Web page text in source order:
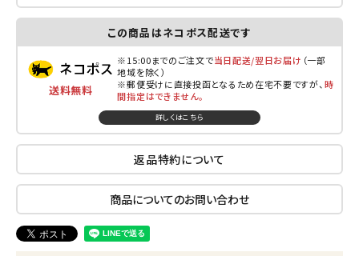
この商品はネコポス配送です
送料無料
※15:00までのご注文で当日配送/翌日お届け （一部
地域を除く）
※郵便受けに直接投函となるため在宅不要ですが、時
間指定はできません。
詳しくはこちら
返品特約について
商品についてのお問い合わせ